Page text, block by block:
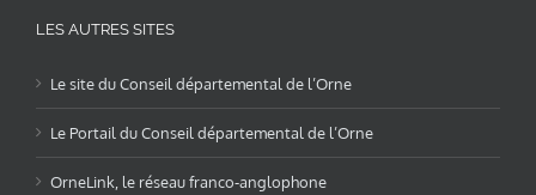
LES AUTRES SITES
Le site du Conseil départemental de l’Orne
Le Portail du Conseil départemental de l’Orne
OrneLink, le réseau franco-anglophone